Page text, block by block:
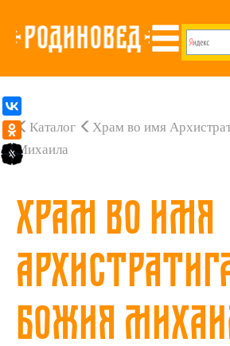
Каталог
Храм во имя
Михаила
Храм во имя
Божия